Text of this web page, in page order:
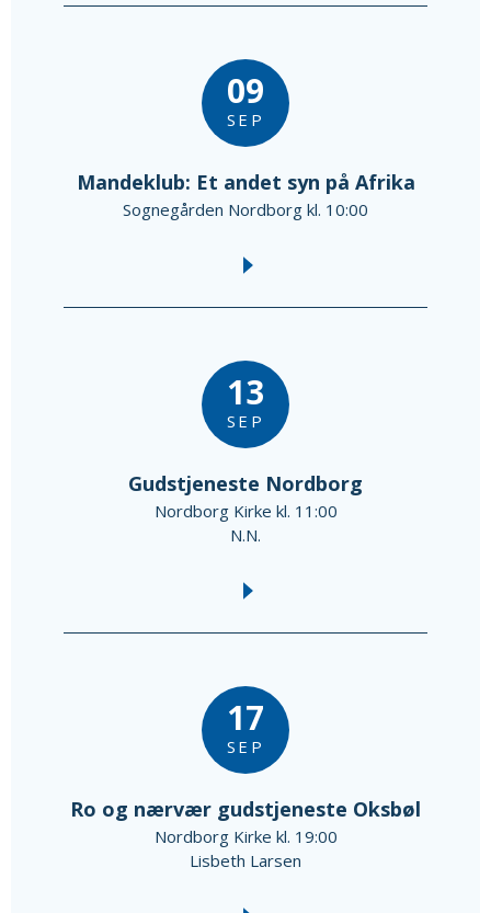
09
SEP
Mandeklub: Et andet syn på Afrika
Sognegården Nordborg kl. 10:00
13
SEP
Gudstjeneste Nordborg
Nordborg Kirke kl. 11:00
N.N.
17
SEP
Ro og nærvær gudstjeneste Oksbøl
Nordborg Kirke kl. 19:00
Lisbeth Larsen